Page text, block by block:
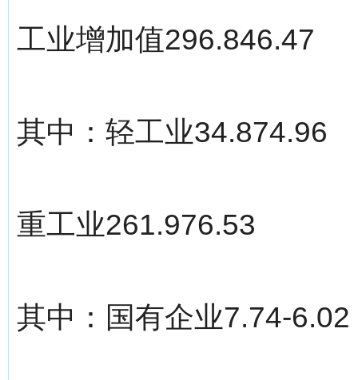
工业增加值296.846.47
其中：轻工业34.874.96
重工业261.976.53
其中：国有企业7.74-6.02